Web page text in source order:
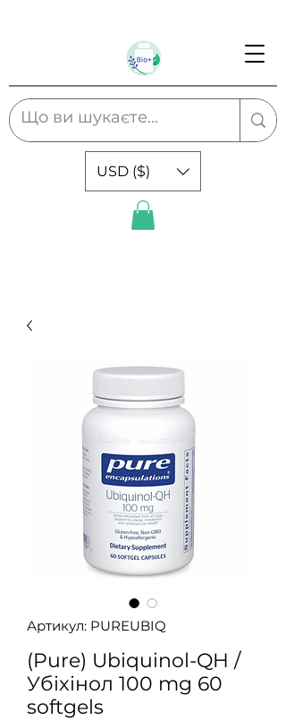
USD ($)
Артикул: PUREUBIQ
(Pure) Ubiquinol-QH /
Убіхінол 100 mg 60
softgels